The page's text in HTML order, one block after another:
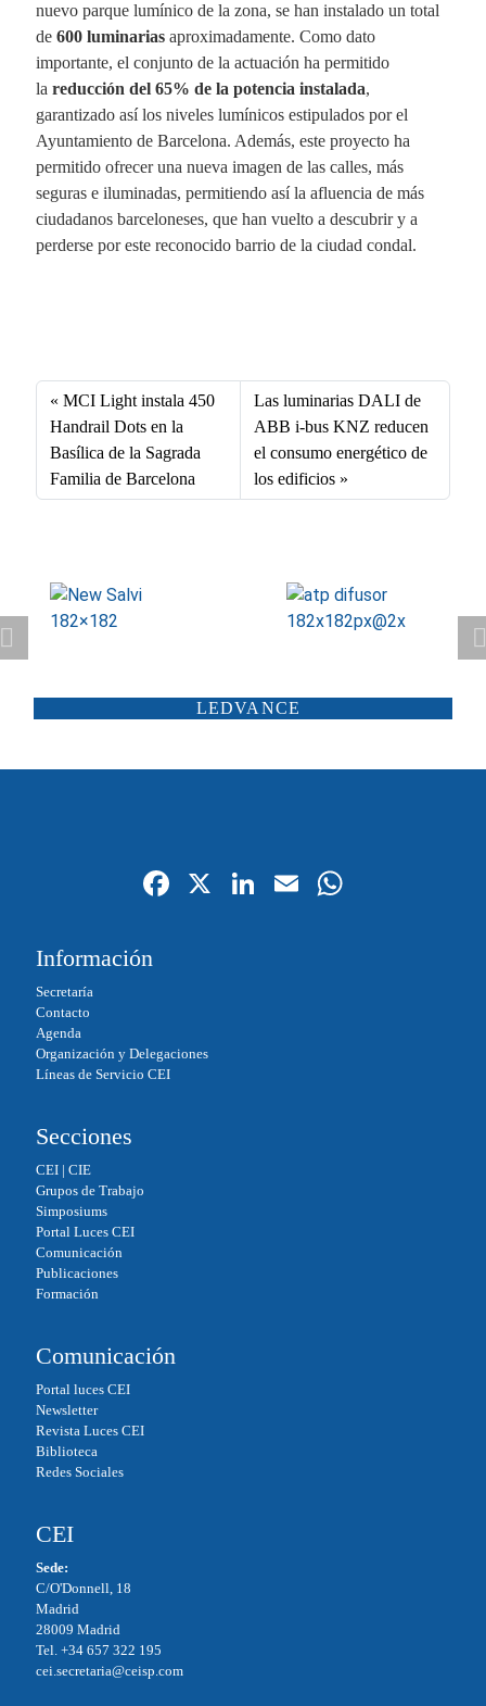
nuevo parque lumínico de la zona, se han instalado un total
de600 luminariasaproximadamente. Como dato
importante, el conjunto de la actuación ha permitido
la reducción del 65% de la potencia instalada,
garantizado así los niveles lumínicos estipulados por el
Ayuntamiento de Barcelona. Además, este proyecto ha
permitido ofrecer una nueva imagen de las calles, más
seguras e iluminadas, permitiendo así la afluencia de más
ciudadanos barceloneses, que han vuelto a descubrir y a
perderse por este reconocido barrio de la ciudad condal.
bo
ok
ed
In
ail
ts
A
pp
MCI Light instala 450
Handrail Dots en la
Basílica de la Sagrada
Familia de Barcelona
Las luminarias DALI de
ABB i-bus KNZ reducen
el consumo energético de
los edificios
SALVI
ATP ILUMINACIÓN
CARANDINI
SCHRÉDER
SALTOKI
ILUMINIA
LEDVANCE
Fa
X
Li E
Información
Secretaría
Contacto
Agenda
Organización y Delegaciones
Líneas de Servicio CEI
Secciones
CEI| CIE
Grupos de Trabajo
Simposiums
Portal Luces CEI
Comunicación
Publicaciones
Formación
Comunicación
Portal luces CEI
Newsletter
Revista Luces CEI
Biblioteca
Redes Sociales
CEI
Sede:
C/O'Donnell, 18
Madrid
28009 Madrid
Tel. +34 657 322 195
cei.secretaria@ceisp.com